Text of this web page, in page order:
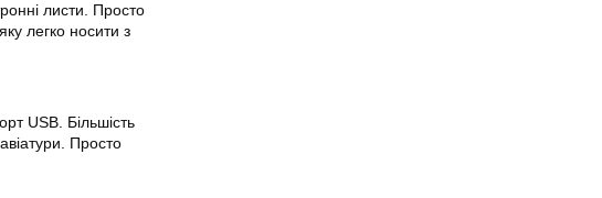
листи. Просто
легко носити з
USB. Більшість
Просто